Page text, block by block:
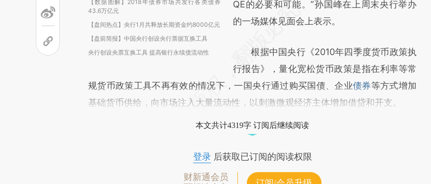
【数据图解】2018年债券市场共发行各类债券
43.6万亿元
【盘间热点】央行1月共释放长期资金约8000亿元
【盘前简报】中国央行创设央行票据互换工具
央行创设央票互换工具 提高银行永续债流动性
QE的必要和可能。”孙国峰在上周末央行举办
的一场媒体见面会上表示。
根据中国央行《2010年四季度货币政策执
行报告》，量化宽松货币政策是指在利率等常
规货币政策工具不再有效的情况下，一国央行通过购买国债、企业债券等方式增加
基础货币供给，向市场注入大量流动性，以刺激微观经济主体增加借贷和开支。
本文共计4319字 订阅后继续阅读
登录后获取已订阅的阅读权限
财新通会员